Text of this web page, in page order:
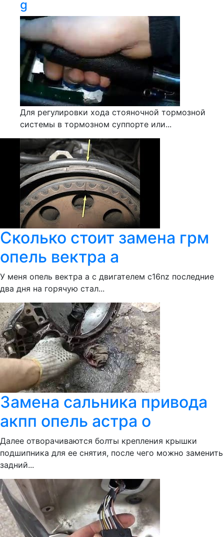
g
Для регулировки хода стояночной тормозной
системы в тормозном суппорте или...
Сколько стоит замена грм
опель вектра а
У меня опель вектра а с двигателем c16nz последние
два дня на горячую стал...
Замена сальника привода
акпп опель астра о
Далее отворачиваются болты крепления крышки
подшипника для ее снятия, после чего можно заменить
задний...